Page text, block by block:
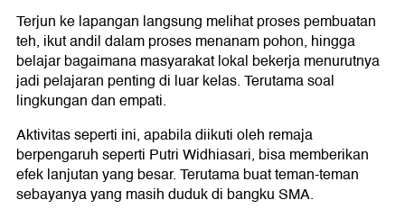
Terjun ke lapangan langsung melihat proses pembuatan
teh, ikut andil dalam proses menanam pohon, hingga
belajar bagaimana masyarakat lokal bekerja menurutnya
jadi pelajaran penting di luar kelas. Terutama soal
lingkungan dan empati.
Aktivitas seperti ini, apabila diikuti oleh remaja
berpengaruh seperti Putri Widhiasari, bisa memberikan
efek lanjutan yang besar. Terutama buat teman-teman
sebayanya yang masih duduk di bangku SMA.